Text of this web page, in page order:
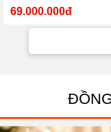
69.000.000đ